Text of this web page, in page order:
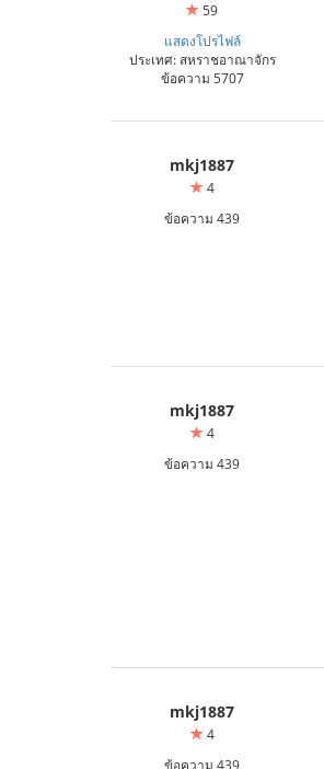
59
แสดงโปรไฟล์
ประเทศ: สหราชอาณาจักร
ข้อความ 5707
mkj1887
4
ข้อความ 439
mkj1887
4
ข้อความ 439
mkj1887
4
ข้อความ 439